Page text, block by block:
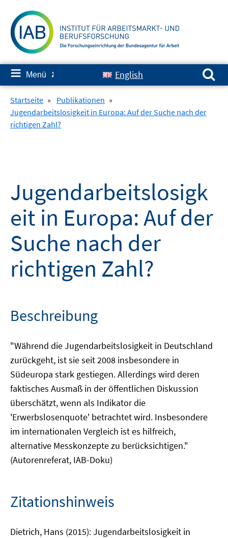
zum
Inhalt
≡ Menü ✘ English
Suchen nach:
Startseite » Publikationen »
Jugendarbeitslosigkeit in Europa: Auf der Suche nach der
richtigen Zahl?
Jugendarbeitslosigk
eit in Europa: Auf der
Suche nach der
richtigen Zahl?
Beschreibung
"Während die Jugendarbeitslosigkeit in Deutschland
zurückgeht, ist sie seit 2008 insbesondere in
Südeuropa stark gestiegen. Allerdings wird deren
faktisches Ausmaß in der öffentlichen Diskussion
überschätzt, wenn als Indikator die
'Erwerbslosenquote' betrachtet wird. Insbesondere
im internationalen Vergleich ist es hilfreich,
alternative Messkonzepte zu berücksichtigen."
(Autorenreferat, IAB-Doku)
Zitationshinweis
Dietrich, Hans (2015): Jugendarbeitslosigkeit in